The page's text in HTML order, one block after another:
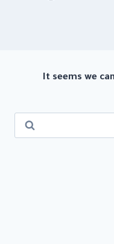
It seems we